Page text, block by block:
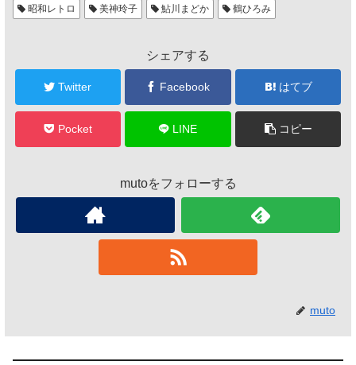
昭和レトロ
美神玲子 鮎川まどか 鶴ひろみ
シェアする
Twitter Facebook はてブ
Pocket LINE コピー
mutoをフォローする
muto